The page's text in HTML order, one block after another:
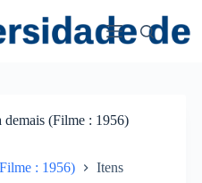
demais (Filme : 1956)
: 1956)
Itens